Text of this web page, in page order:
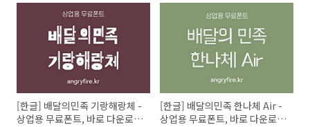
[한글] 배달의민족 기랑해랑체 -
상업용 무료폰트, 바로 다운로드
[한글] 배달의민족 한나체 Air -
상업용 무료폰트, 바로 다운로드